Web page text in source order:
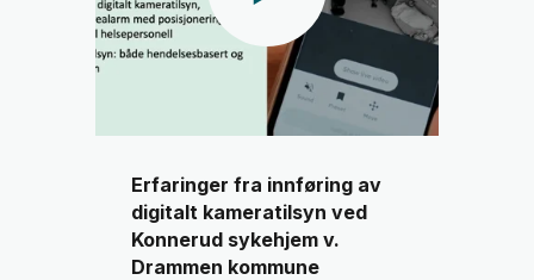
Erfaringer fra innføring av
digitalt kameratilsyn ved
Konnerud sykehjem v.
Drammen kommune